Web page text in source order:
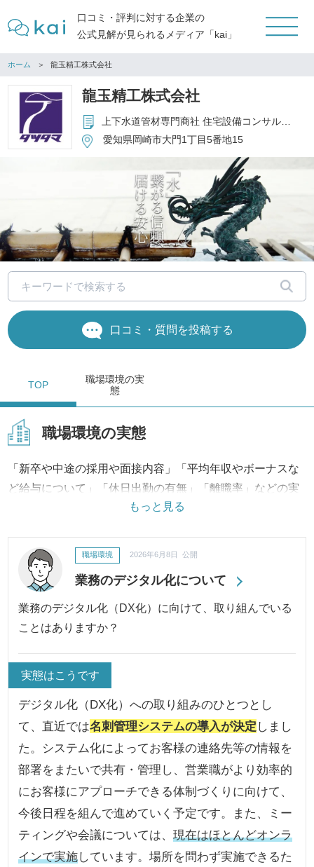
口コミ・評判に対する企業の
公式見解が見られるメディア「kai」
ホーム 龍玉精工株式会社
龍玉精工株式会社
上下水道管材専門商社 住宅設備コンサルティング商社 古物・資源リサイクル事業
愛知県岡崎市大門1丁目5番地15
口コミ・質問を投稿する
TOP
職場環境の実
態
職場環境の実態
「新卒や中途の採用や面接内容」「平均年収やボーナスな
ど給与について」「休日出勤の有無」「離職率」などの実
制度」などの制度の状況は？
など職場環境の評判・口コミに対して、実際の制度から改
善への取り組み、結果に至るまで継続してご報告・ご紹介
いたします。
もっと見る
業務のデジタル化について
職場環境 2026年6月8日 公開
業務のデジタル化（DX化）に向けて、取り組んでいる
ことはありますか？
実態はこうです
デジタル化（DX化）への取り組みのひとつとし
て、直近では名刺管理システムの導入が決定 しまし
た。システム化によってお客様の連絡先等の情報を
部署をまたいで共有・管理し、営業職がより効率的
にお客様にアプローチできる体制づくりに向けて、
今後日程を組んで進めていく予定です。また、ミー
ティングや会議については、現在はほとんどオンラ
インで実施しています。場所を問わず実施できるた